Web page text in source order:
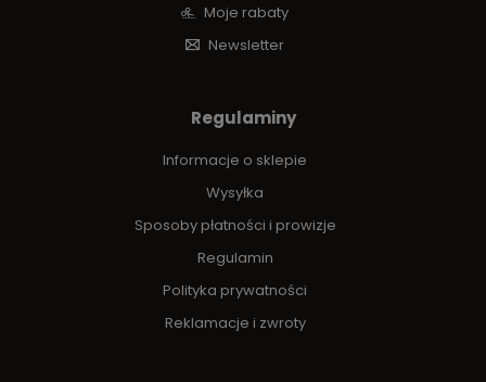
Moje rabaty
Newsletter
Regulaminy
Informacje o sklepie
Wysyłka
Sposoby płatności i prowizje
Regulamin
Polityka prywatności
Reklamacje i zwroty